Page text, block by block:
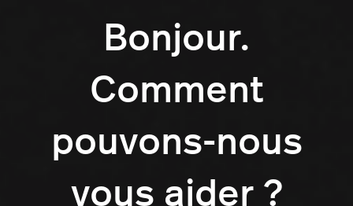
Bonjour.
Comment
pouvons-nous
vous aider ?